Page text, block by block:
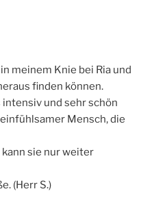
meinem Knie bei Ria und
finden können.
intensiv und sehr schön
Mensch, die
sie nur weiter
(Herr S.)